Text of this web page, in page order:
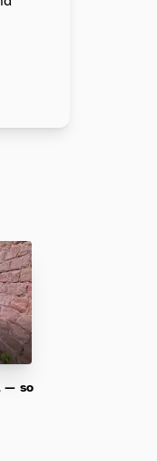
— so